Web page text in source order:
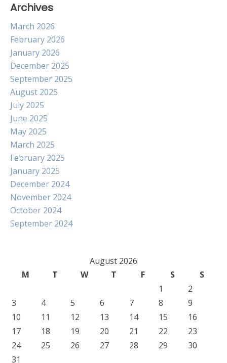
Archives
March 2026
February 2026
January 2026
December 2025
September 2025
August 2025
July 2025
June 2025
May 2025
March 2025
February 2025
January 2025
December 2024
November 2024
October 2024
September 2024
August 2026
M
T W T F S
S
1
2
3
4 5 6 7 8
9
10
11 12 13 14 15
16
17
18 19 20 21 22
23
24
25 26 27 28 29
30
31